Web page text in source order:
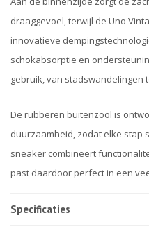
draaggevoel, terwijl de Uno
innovatieve
schokabsorptie en
gebruik, van stadswandelingen
De rubberen buitenzool is
duurzaamheid, zodat elke stap
sneaker combineert
past daardoor perfect in een
Specificaties